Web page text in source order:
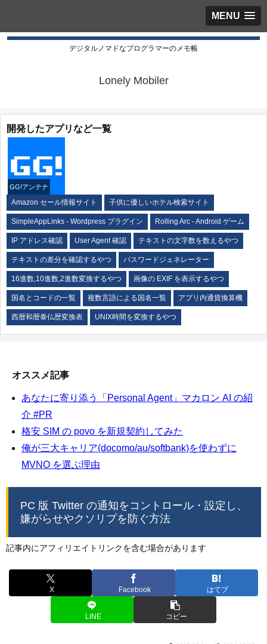
MENU
デジタルノマドなプログラマーのメモ帳
Lonely Mobiler
開発したアプリなど一覧
GG!アンテナ
Amazon セール情報サイト 子供に優しいホテル検索サイト
SimpleAppLinks - Wordpress プラグイン Rolling Arc - Android ゲーム
IP アドレス確認 User Agent 確認 テキストの文字数を数えるやつ
テキストの差分を確認するやつ パスワードジェネレーター
16進数,10進数,2進数変換するやつ 画像の EXIF を表示するやつ
国名とコードの一覧 複数言語による国名一覧 アプリ内通貨換算機
西暦和暦泰仏歴変換表 UNIX時間を変換するやつ
オススメ記事
あなたに寄り添う「Personal Agent」マカロン AI の紹
介 #PR
格安 SIM の povo を新規契約してみた
俺が三大キャリア(docomo/au/softbank)を使わずに
MVNO を選ぶ理由
PC 版 Twitter の通知をコントロール・設定し、
嫌がらせやクソリプを防ぐ方法
記事内にアフィリエイトリンクを含む場合があります
X Facebook はてブ
LINE コピー